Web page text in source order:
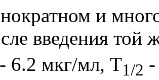
и
введения той
- 6.2 мкг/мл, T1/2